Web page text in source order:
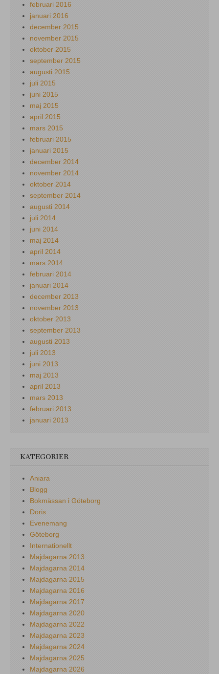
februari 2016
januari 2016
december 2015
november 2015
oktober 2015
september 2015
augusti 2015
juli 2015
juni 2015
maj 2015
april 2015
mars 2015
februari 2015
januari 2015
december 2014
november 2014
oktober 2014
september 2014
augusti 2014
juli 2014
juni 2014
maj 2014
april 2014
mars 2014
februari 2014
januari 2014
december 2013
november 2013
oktober 2013
september 2013
augusti 2013
juli 2013
juni 2013
maj 2013
april 2013
mars 2013
februari 2013
januari 2013
KATEGORIER
Aniara
Blogg
Bokmässan i Göteborg
Doris
Evenemang
Göteborg
Internationellt
Majdagarna 2013
Majdagarna 2014
Majdagarna 2015
Majdagarna 2016
Majdagarna 2017
Majdagarna 2020
Majdagarna 2022
Majdagarna 2023
Majdagarna 2024
Majdagarna 2025
Majdagarna 2026